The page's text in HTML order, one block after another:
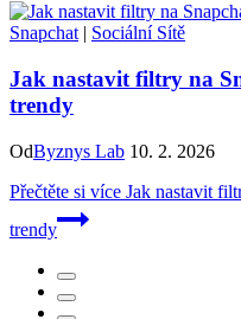
Snapchat | Sociální Sítě
Jak nastavit filtry na
trendy
OdByznys Lab 10. 2. 2026
Přečtěte si více Jak nastavit
trendy